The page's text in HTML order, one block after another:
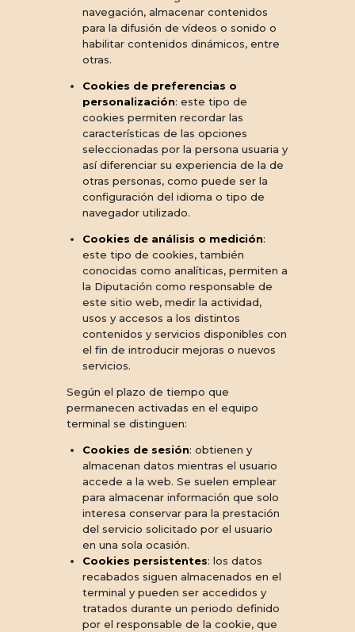
navegación, almacenar contenidos
para la difusión de vídeos o sonido o
habilitar contenidos dinámicos, entre
otras.
Cookies de preferencias o
personalización: este tipo de
cookies permiten recordar las
características de las opciones
seleccionadas por la persona usuaria y
así diferenciar su experiencia de la de
otras personas, como puede ser la
configuración del idioma o tipo de
navegador utilizado.
Cookies de análisis o medición:
este tipo de cookies, también
conocidas como analíticas, permiten a
la Diputación como responsable de
este sitio web, medir la actividad,
usos y accesos a los distintos
contenidos y servicios disponibles con
el fin de introducir mejoras o nuevos
servicios.
Según el plazo de tiempo que
permanecen activadas en el equipo
terminal se distinguen:
Cookies de sesión: obtienen y
almacenan datos mientras el usuario
accede a la web. Se suelen emplear
para almacenar información que solo
interesa conservar para la prestación
del servicio solicitado por el usuario
en una sola ocasión.
Cookies persistentes: los datos
recabados siguen almacenados en el
terminal y pueden ser accedidos y
tratados durante un periodo definido
por el responsable de la cookie, que